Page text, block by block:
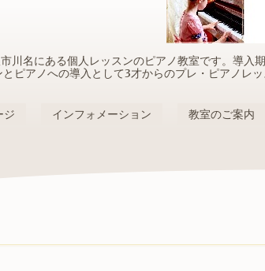
川名にある個人レッスンのピアノ教室です。導入
ピアノへの導入として3才からのプレ・ピアノレ
ジ インフォメーション 教室のご案内